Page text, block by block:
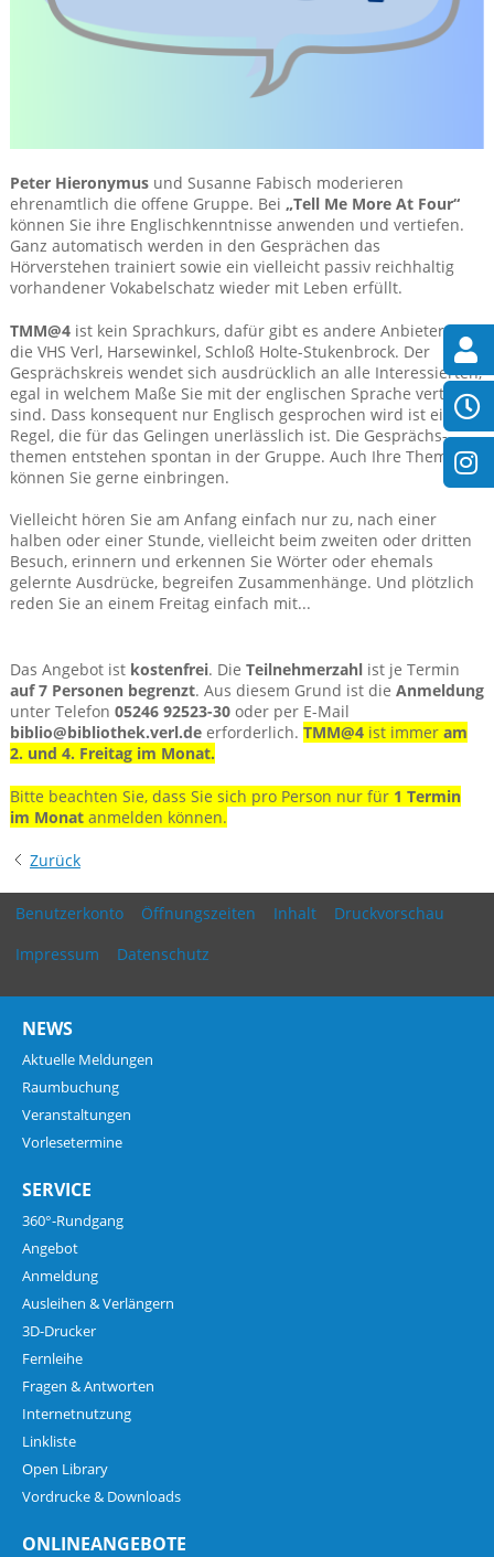
Peter Hieronymusund Susanne Fabisch moderieren
ehrenamtlich die offene Gruppe. Bei „Tell Me More At Four“
können Sie ihre Englischkenntnisse anwenden und vertiefen.
Ganz automatisch werden in den Gesprächen das
Hörverstehen trainiert sowie ein vielleicht passiv reichhaltig
vorhandener Vokabelschatz wieder mit Leben erfüllt.
TMM@4ist kein Sprachkurs, dafür gibt es andere Anbieter, z.B.
die VHS Verl, Harsewinkel, Schloß Holte-Stukenbrock. Der
Gesprächskreis wendet sich ausdrücklich an alle Interessierten,
egal in welchem Maße Sie mit der englischen Sprache vertraut
sind. Dass konsequent nur Englisch gesprochen wird ist eine
Regel, die für das Gelingen unerlässlich ist. Die Gesprächs-
themen entstehen spontan in der Gruppe. Auch Ihre Themen
können Sie gerne einbringen.
Vielleicht hören Sie am Anfang einfach nur zu, nach einer
halben oder einer Stunde, vielleicht beim zweiten oder dritten
Besuch, erinnern und erkennen Sie Wörter oder ehemals
gelernte Ausdrücke, begreifen Zusammenhänge. Und plötzlich
reden Sie an einem Freitag einfach mit...
Das Angebot ist kostenfrei. Die Teilnehmerzahlist je Termin
auf 7 Personen begrenzt. Aus diesem Grund ist die Anmeldung
unter Telefon 05246 92523-30oder per E-Mail
biblio@bibliothek.verl.deerforderlich. TMM@4ist immer am
2. und 4. Freitag im Monat.
Bitte beachten Sie, dass Sie sich pro Person nur für 1 Termin
im Monatanmelden können.
Zurück
Benutzerkonto Öffnungszeiten Inhalt
Druckvorschau
Impressum
Datenschutz
NEWS
Aktuelle Meldungen
Raumbuchung
Veranstaltungen
Vorlesetermine
SERVICE
360°-Rundgang
Angebot
Anmeldung
Ausleihen & Verlängern
3D-Drucker
Fernleihe
Fragen & Antworten
Internetnutzung
Linkliste
Open Library
Vordrucke & Downloads
ONLINEANGEBOTE